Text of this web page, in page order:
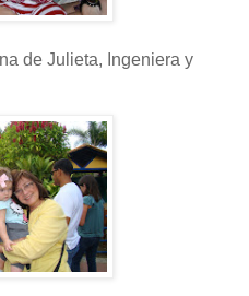
de Julieta, Ingeniera y